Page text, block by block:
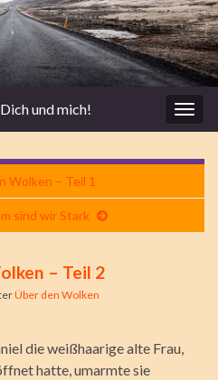
und mich!
Wolken – Teil 1
sind wir Stark
– Teil 2
Über den Wolken
die weißhaarige alte Frau,
hatte, umarmte sie